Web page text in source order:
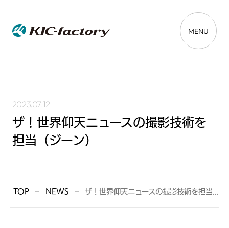
MENU
2023.07.12
ザ！世界仰天ニュースの撮影技術を
担当（ジーン）
TOP NEWS ザ！世界仰天ニュースの撮影技術を担当...